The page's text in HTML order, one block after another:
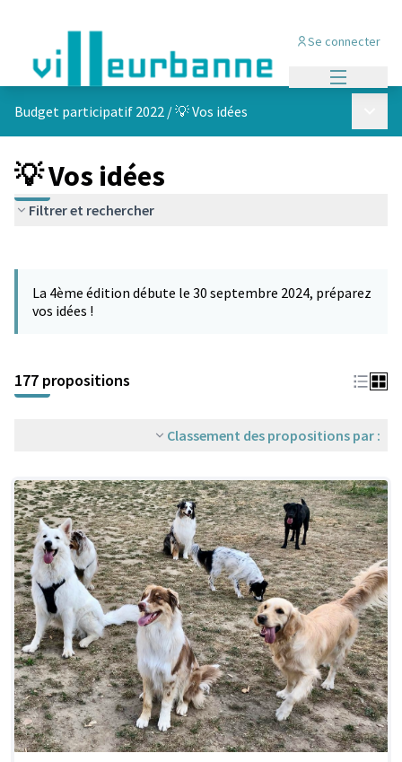
Se connecter
Budget participatif 2022 /💡 Vos idées
💡 Vos idées
Filtrer et rechercher
−
La 4ème édition débute le 30 septembre 2024, préparez
vos idées !
177 propositions
Classement des propositions par :